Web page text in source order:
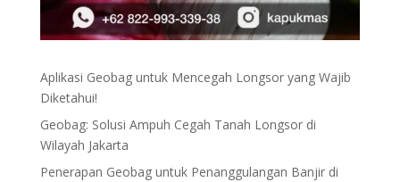
Aplikasi Geobag untuk Mencegah Longsor yang Wajib
Diketahui!
Geobag: Solusi Ampuh Cegah Tanah Longsor di
Wilayah Jakarta
Penerapan Geobag untuk Penanggulangan Banjir di